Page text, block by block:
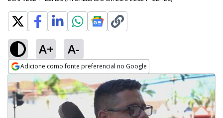
A+ A-
Adicione como fonte preferencial no Google
Opens in new window